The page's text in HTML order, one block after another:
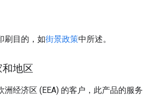
刷目的，如街景政策中所述。
地区
洲经济区 (EEA) 的客户，此产品的服务